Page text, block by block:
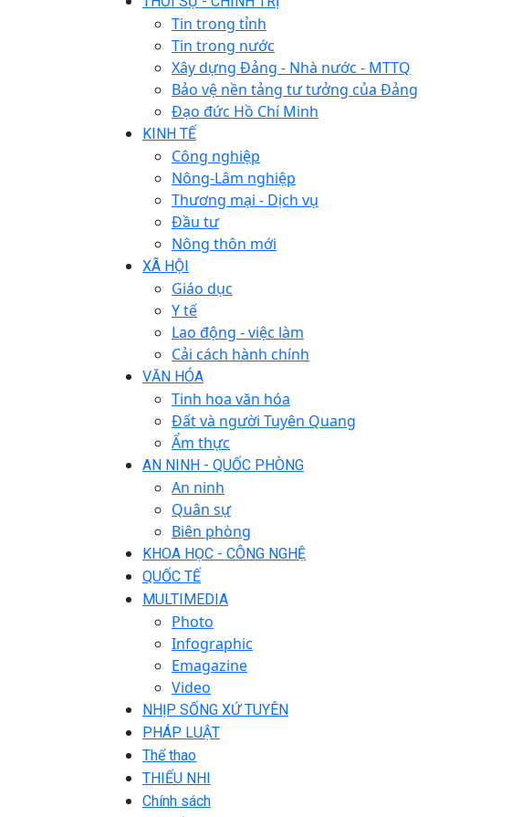
Tin trong tỉnh
Tin trong nước
Xây dựng Đảng - Nhà nước - MTTQ
Bảo vệ nền tảng tư tưởng của Đảng
Đạo đức Hồ Chí Minh
KINH TẾ
Công nghiệp
Nông-Lâm nghiệp
Thương mại - Dịch vụ
Đầu tư
Nông thôn mới
XÃ HỘI
Giáo dục
Y tế
Lao động - việc làm
Cải cách hành chính
VĂN HÓA
Tinh hoa văn hóa
Đất và người Tuyên Quang
Ẩm thực
AN NINH - QUỐC PHÒNG
An ninh
Quân sự
Biên phòng
KHOA HỌC - CÔNG NGHỆ
QUỐC TẾ
MULTIMEDIA
Photo
Infographic
Emagazine
Video
NHỊP SỐNG XỨ TUYÊN
PHÁP LUẬT
Thể thao
THIẾU NHI
Chính sách